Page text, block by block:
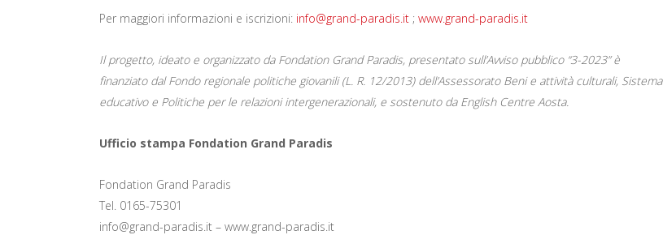
Per maggiori informazioni e iscrizioni: info@grand-paradis.it ; www.grand-paradis.it
Il progetto, ideato e organizzato da Fondation Grand Paradis, presentato sull’Avviso pubblico “3-2023” è
finanziato dal Fondo regionale politiche giovanili (L. R. 12/2013) dell’Assessorato Beni e attività culturali, Sistema
educativo e Politiche per le relazioni intergenerazionali, e sostenuto da English Centre Aosta.
Ufficio stampa Fondation Grand Paradis
Fondation Grand Paradis
Tel. 0165-75301
info@grand-paradis.it – www.grand-paradis.it